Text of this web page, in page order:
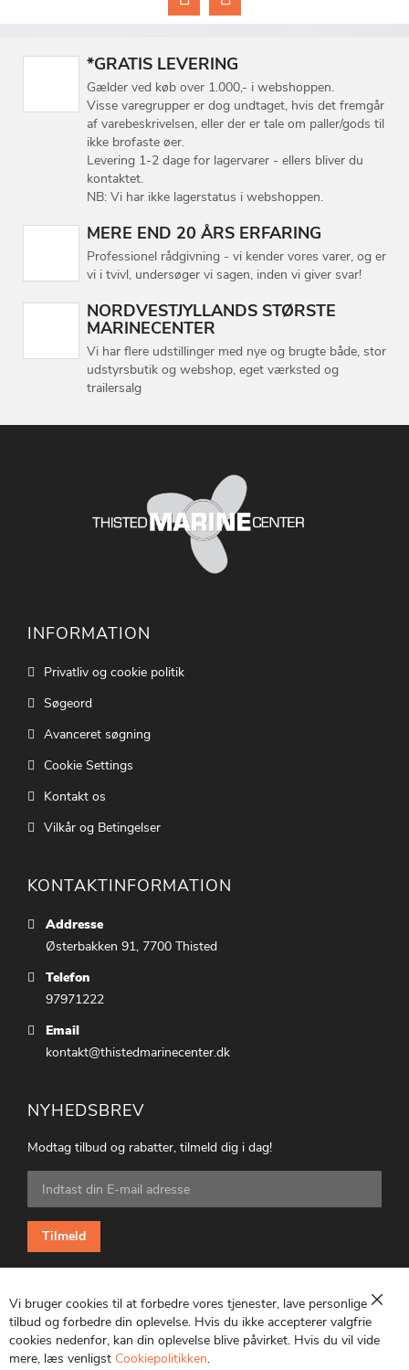
*GRATIS LEVERING
Gælder ved køb over 1.000,- i webshoppen.
Visse varegrupper er dog undtaget, hvis det fremgår
af varebeskrivelsen, eller der er tale om paller/gods til
ikke brofaste øer.
Levering 1-2 dage for lagervarer - ellers bliver du
kontaktet.
NB: Vi har ikke lagerstatus i webshoppen.
MERE END 20 ÅRS ERFARING
Professionel rådgivning - vi kender vores varer, og er
vi i tvivl, undersøger vi sagen, inden vi giver svar!
NORDVESTJYLLANDS STØRSTE
MARINECENTER
Vi har flere udstillinger med nye og brugte både, stor
udstyrsbutik og webshop, eget værksted og
trailersalg
INFORMATION
Privatliv og cookie politik
Søgeord
Avanceret søgning
Cookie Settings
Kontakt os
Vilkår og Betingelser
KONTAKTINFORMATION
Addresse
Østerbakken 91, 7700 Thisted
Telefon
97971222
Email
kontakt@thistedmarinecenter.dk
NYHEDSBREV
Modtag tilbud og rabatter, tilmeld dig i dag!
Tilmeld
dig
vores
nyhedsbrev:
Tilmeld
CVR: 25847369
Luk
Vi bruger cookies til at forbedre vores tjenester, lave personlige
tilbud og forbedre din oplevelse. Hvis du ikke accepterer valgfrie
cookies nedenfor, kan din oplevelse blive påvirket. Hvis du vil vide
mere, læs venligst Cookiepolitikken.